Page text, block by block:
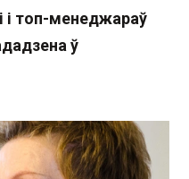
і топ-менеджараў
ў